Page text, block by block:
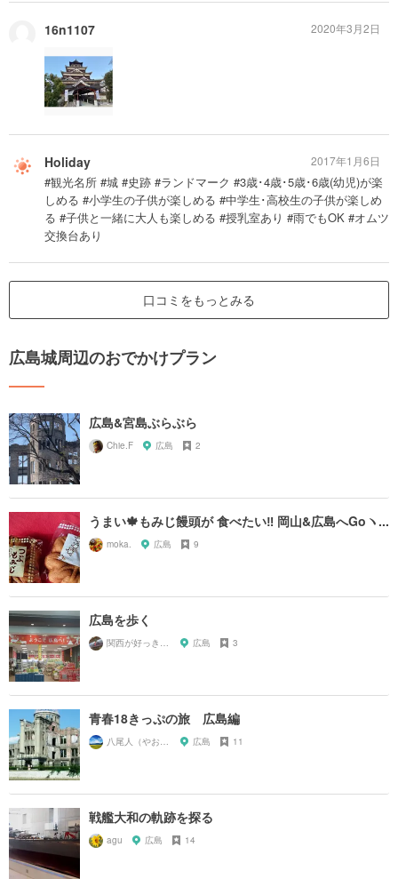
16n1107 2020年3月2日
Holiday
#観光名所 #城 #史跡 #ランドマーク #3歳･4歳･5歳･6歳(幼児)が楽
しめる #小学生の子供が楽しめる #中学生･高校生の子供が楽しめ
る #子供と一緒に大人も楽しめる #授乳室あり #雨でもOK #オムツ
交換台あり
2017年1月6日
口コミをもっとみる
広島城周辺のおでかけプラン
広島&宮島ぶらぶら
Chie.F 広島 2
うまい🍁もみじ饅頭が 食べたい‼️ 岡山&広島へGoヽ...
moka. 広島 9
広島を歩く
関西が好っきゃねん 広島 3
青春18きっぷの旅 広島編
八尾人（やおんちゅ） 広島 11
戦艦大和の軌跡を探る
agu 広島 14